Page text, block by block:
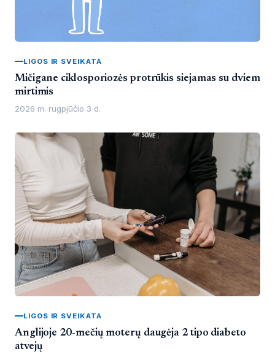
LIGOS IR SVEIKATA
Mičigane ciklosporiozės protrūkis siejamas su dviem
mirtimis
2026 m. rugpjūčio 3 d.
LIGOS IR SVEIKATA
Anglijoje 20-mečių moterų daugėja 2 tipo diabeto
atvejų